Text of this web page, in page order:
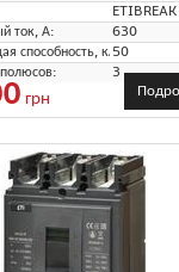
ток, А:
630
способность, кА:50
3
грн